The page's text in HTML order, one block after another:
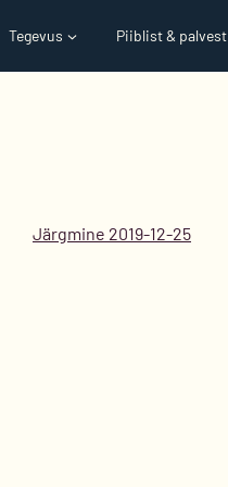
Tegevus Piiblist & palvest
Järgmine 2019-12-25